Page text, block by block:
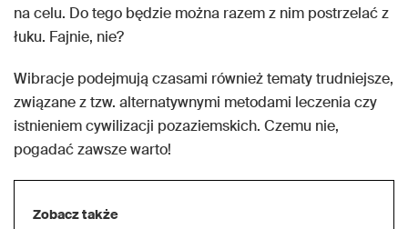
na celu. Do tego będzie można razem z nim postrzelać z
łuku. Fajnie, nie?
Wibracje podejmują czasami również tematy trudniejsze,
związane z tzw. alternatywnymi metodami leczenia czy
istnieniem cywilizacji pozaziemskich. Czemu nie,
pogadać zawsze warto!
Zobacz także